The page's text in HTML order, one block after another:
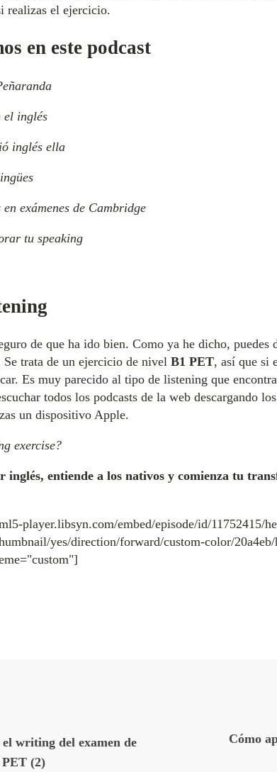
realizas el ejercicio.
en este podcast
el inglés
inglés ella
exámenes de Cambridge
tu speaking
de que ha ido bien. Como ya he dicho, puedes
Se trata de un ejercicio de nivel B1 PET, así que si
Es muy parecido al tipo de listening que
todos los podcasts de la web descargando
un dispositivo Apple.
exercise?
inglés, entiende a los nativos y comienza tu
player.libsyn.com/embed/episode/id/11752415/
yes/direction/forward/custom-color/
writing del examen de
(2)
Cómo